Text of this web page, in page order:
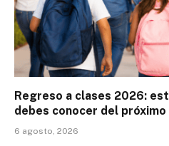
Regreso a clases 2026:
debes conocer del
6 agosto, 2026